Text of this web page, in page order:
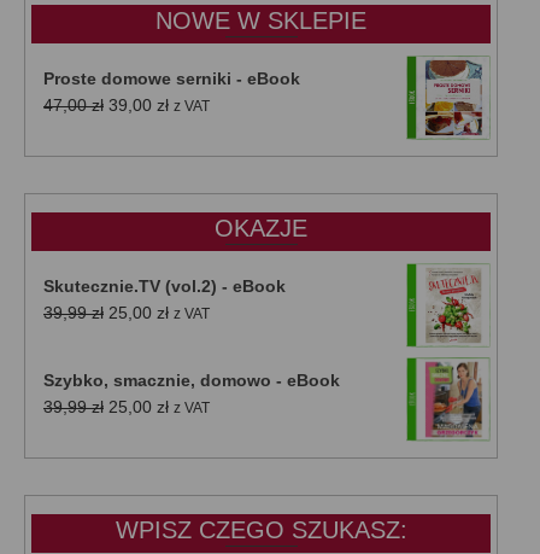
50,00 zł
NOWE W SKLEPIE
Proste domowe serniki - eBook
47,00zł Pierwotna
wynosiła:
39,00 złAktualna
wynosi:
z VAT
OKAZJE
Skutecznie.TV (vol.2) - eBook
39,99zł Pierwotna
39,99 zł.
25,00 złAktualna
25,00 zł.
z VAT
Szybko, smacznie, domowo - eBook
39,99zł Pierwotna
wynosiła:
25,00 złAktualna
wynosi:
z VAT
WPISZ CZEGO SZUKASZ: